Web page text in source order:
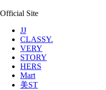
Official Site
JJ
CLASSY.
VERY
STORY
HERS
Mart
美ST